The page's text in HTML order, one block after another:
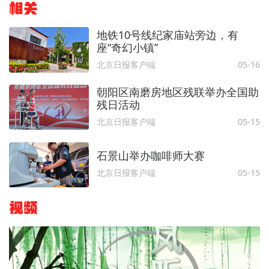
相关
地铁10号线纪家庙站旁边，有
座“奇幻小镇”
北京日报客户端 05-16
朝阳区南磨房地区残联举办全国助
残日活动
北京日报客户端 05-15
石景山举办咖啡师大赛
北京日报客户端 05-15
视频